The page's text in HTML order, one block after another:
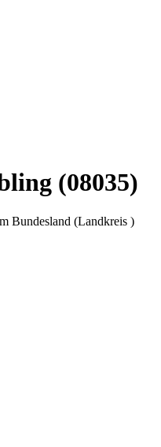
(08035)
Bundesland (Landkreis )